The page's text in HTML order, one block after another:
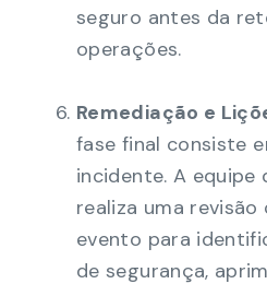
seguro antes da
operações.
Remediação e
fase final consiste
incidente. A equipe
realiza uma
evento para
de segurança,